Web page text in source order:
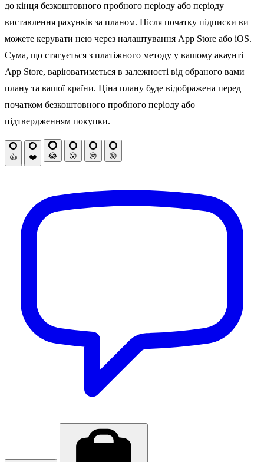
до кінця безкоштовного пробного періоду або періоду
виставлення рахунків за планом. Після початку підписки ви
можете керувати нею через налаштування App Store або iOS.
Сума, що стягується з платіжного методу у вашому акаунті
App Store, варіюватиметься в залежності від обраного вами
плану та вашої країни. Ціна плану буде відображена перед
початком безкоштовного пробного періоду або
підтвердженням покупки.
👍 ❤️ 😂 😮 😢 😡